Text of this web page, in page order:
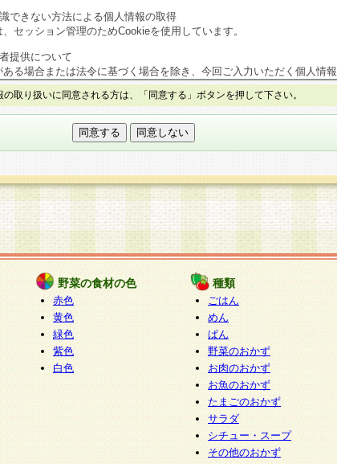
できない方法による個人情報の取得
セッション管理のためCookieを使用しています。
提供について
ある場合または法令に基づく場合を除き、今回ご入力いただく個人情報
しません。
扱いを外部に委託する場合は、当社が規定する個人情報管理基準を満た
て委託を行い、適切な取り扱いが行われるよう監督します。
により、当社が本件により取得した開示対象個人情報の利用目的の通
の訂正・追加または削除・利用の停止・消去及び第三者への提供の禁止
「開示等」といいます。）に応じます。
窓口は以下になります。
個人情報お客様相談窓口
paku-info@pakusuku.com
ことは任意ですが、個人情報の取扱いについて同意をいただけない場
ービスの提供、お客様からのお問い合わせ・ご相談への対応ができな
ますのでご了承ください。
の取り扱いに同意される方は、「同意する」ボタンを押して下さい。
野菜の食材の色
赤色
黄色
緑色
紫色
白色
種類
ごはん
めん
ぱん
野菜のおかず
お肉のおかず
お魚のおかず
たまごのおかず
サラダ
シチュー・スープ
その他のおかず